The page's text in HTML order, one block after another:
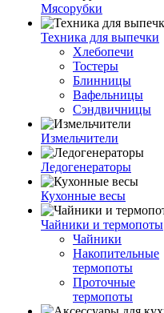
Мясорубки
Техника для выпечки
Хлебопечи
Тостеры
Блинницы
Вафельницы
Сэндвичницы
Измельчители
Ледогенераторы
Кухонные весы
Чайники и термопоты
Чайники
Накопительные
термопоты
Проточные
термопоты